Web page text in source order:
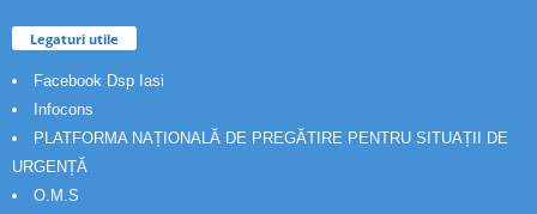
Legaturi utile
Facebook Dsp Iasi
Infocons
PLATFORMA NAȚIONALĂ DE PREGĂTIRE PENTRU SITUAȚII DE
URGENȚĂ
O.M.S